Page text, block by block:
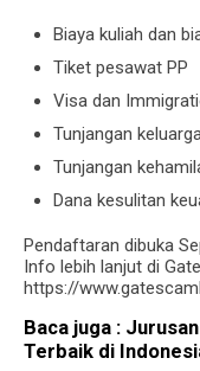
Biaya kuliah dan
Tiket pesawat PP
Visa dan
Tunjangan
Tunjangan
Dana kesulitan
Pendaftaran dibuka
Info lebih lanjut di
https://
Baca juga :
Terbaik di